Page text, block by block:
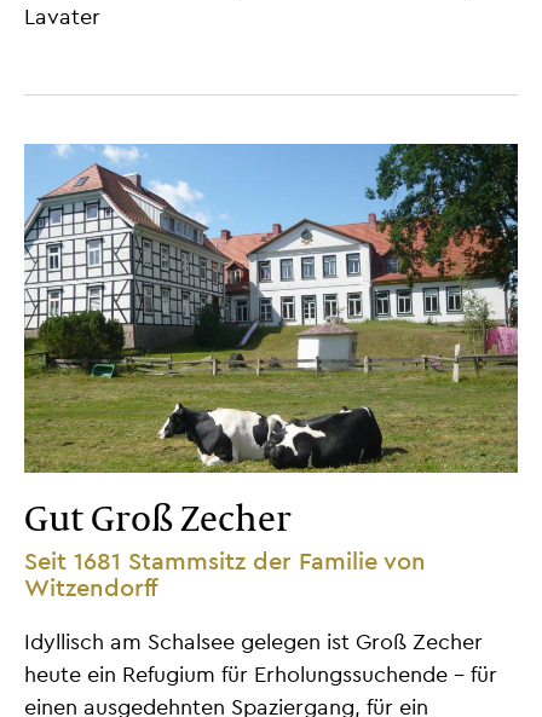
Lavater
Gut Groß Zecher
Seit 1681 Stammsitz der Familie von
Witzendorff
Idyllisch am Schalsee gelegen ist Groß Zecher
heute ein Refugium für Erholungssuchende - für
einen ausgedehnten Spaziergang, für ein